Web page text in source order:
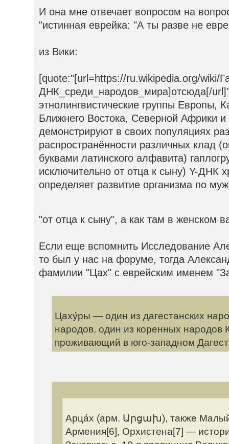
И она мне отвечает вопросом на
"истинная еврейка: "А ты разве не
из Вики:
[quote:"[url=https://ru.wikipedia.org/wiki/
ДНК_среди_народов_мира]отсюда[/
этнолингвистические группы Европы,
Ближнего Востока, Северной Африки
демонстрируют в своих популяциях
распространённости различных клад
буквами латинского алфавита)
исключительно от отца к сыну) Y-ДНК
определяет развитие организма по
"от отца к сыну", а как там в женском
Если еще вспомнить Исследование
то был у нас на форуме, тогда
фамилии "Цах" с еврейским именем
Цаху́ры — один из дагестанских
народов, один из коренных народов
проживающий в юго-западном
Арца́х (арм. Արցախ), также
Армения[6], Орхистена[7] —